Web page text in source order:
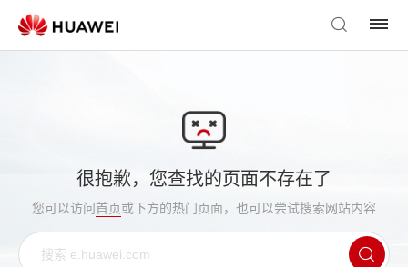
很抱歉，您查找的页面不存在了
您可以访问首页或下方的热门页面，也可以尝试搜索网站内容